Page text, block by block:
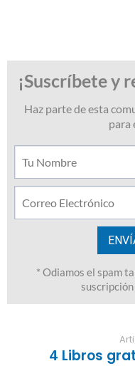
4 Libros